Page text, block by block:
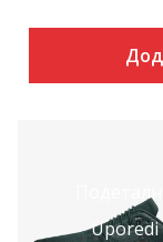
Подетално
Uporedi